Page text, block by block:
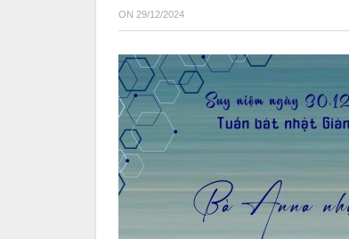
ON 29/12/2024